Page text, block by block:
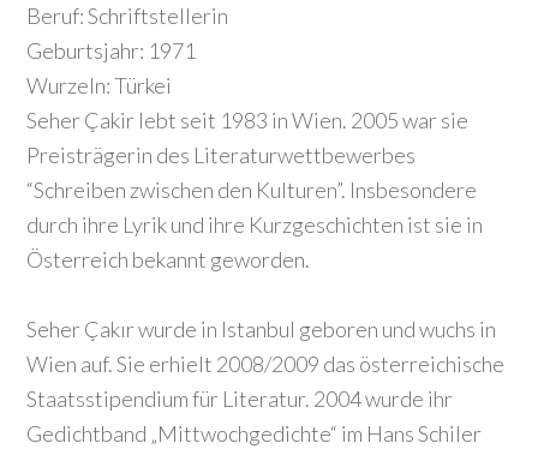
Beruf: Schriftstellerin
Geburtsjahr: 1971
Wurzeln: Türkei
Seher Çakir lebt seit 1983 in Wien. 2005 war sie
Preisträgerin des Literaturwettbewerbes
“Schreiben zwischen den Kulturen”. Insbesondere
durch ihre Lyrik und ihre Kurzgeschichten ist sie in
Österreich bekannt geworden.
Seher Çakır wurde in Istanbul geboren und wuchs in
Wien auf. Sie erhielt 2008/2009 das österreichische
Staatsstipendium für Literatur. 2004 wurde ihr
Gedichtband „Mittwochgedichte“ im Hans Schiler